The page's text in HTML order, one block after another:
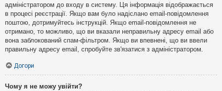
адміністратором до входу в систему. Ця інформація відображається
в процесі реєстрації. Якщо вам було надіслано email-повідомлення
поштою, дотримуйтесь інструкцій. Якщо email-повідомлення не
отримано, то можливо, що ви вказали неправильну адресу email або
вона заблокований спам-фільтром. Якщо ви впевнені, що ви ввели
правильну адресу email, спробуйте зв'язатися з адміністратором.
Догори
Чому я не можу увійти?